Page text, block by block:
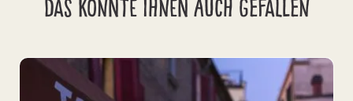
DAS KÖNNTE IHNEN AUCH GEFALLEN